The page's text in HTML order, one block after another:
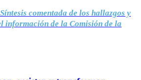
Síntesis comentada de los hallazgos y
información de la Comisión de la